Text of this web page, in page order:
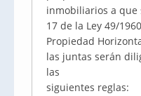
inmobiliarios a
17 de la Ley 49/
Propiedad
las juntas serán
las
siguientes reglas: